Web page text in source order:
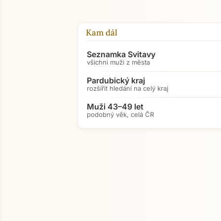
Kam dál
Seznamka Svitavy
všichni muži z města
Pardubický kraj
rozšířit hledání na celý kraj
Muži 43–49 let
podobný věk, celá ČR